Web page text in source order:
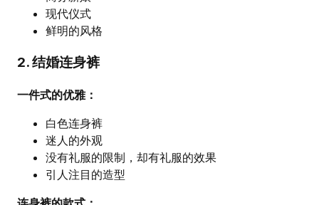
现代仪式
鲜明的风格
2. 结婚连身裤
一件式的优雅：
白色连身裤
迷人的外观
没有礼服的限制，却有礼服的效果
引人注目的造型